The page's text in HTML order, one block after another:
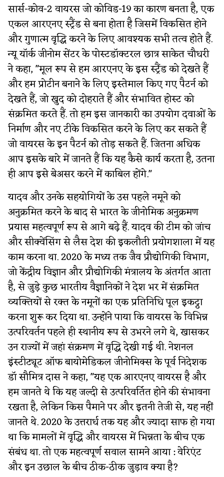
सार्स-कोव-2 वायरस जो कोविड-19 का कारण बनता है, एक
एकल आरएनए स्ट्रैंड से बना होता है जिसमें विकसित होने
और गुणात्म वृद्धि करने के लिए आवश्यक सभी तत्व होते हैं.
न्यू यॉर्क जीनोम सेंटर के पोस्टडॉक्टरल छात्र साकेत चौधरी
ने कहा, "मूल रूप से हम आरएनए के इस स्ट्रैंड को देखते हैं
और हम प्रोटीन बनाने के लिए इस्तेमाल किए गए पैटर्न को
देखते हैं, जो खुद को दोहराते हैं और संभावित होस्ट को
संक्रमित करते हैं. तो हम इस जानकारी का उपयोग दवाओं के
निर्माण और नए टीके विकसित करने के लिए कर सकते हैं
जो वायरस के इन पैटर्न को तोड़ सकते हैं. जितना अधिक
आप इसके बारे में जानते हैं कि यह कैसे कार्य करता है, उतना
ही आप इसे बेअसर करने में काबिल होंगे."
यादव और उनके सहयोगियों के उस पहले नमूने को
अनुक्रमित करने के बाद से भारत के जीनोमिक अनुक्रमण
प्रयास महत्वपूर्ण रूप से आगे बढ़े हैं. यादव की टीम को जांच
और सीक्वेंसिंग से लैस देश की इकलौती प्रयोगशाला में यह
काम करना था. 2020 के मध्य तक जैव प्रौद्योगिकी विभाग,
जो केंद्रीय विज्ञान और प्रौद्योगिकी मंत्रालय​ के अंतर्गत आता
है, से जुड़े कुछ भारतीय वैज्ञानिकों ने देश भर में संक्रमित
व्यक्तियों से रक्त के नमूनों का एक प्रतिनिधि पूल इकट्ठा
करना शुरू कर दिया था. उन्होंने पाया कि वायरस के विभिन्न
उत्परिवर्तन पहले ही स्थानीय रूप से उभरने लगे थे, खासकर
उन राज्यों में जहां संक्रमण में वृद्धि देखी गई थी. नेशनल
इंस्टीट्यूट ऑफ बायोमेडिकल जीनोमिक्स के पूर्व निदेशक
डॉ सौमित्र दास ने कहा, "यह एक आरएनए वायरस है और
हम जानते थे कि यह जल्दी से उत्परिवर्तित होने की संभावना
रखता है, लेकिन किस पैमाने पर और इतनी तेजी से, यह नहीं
जानते थे. 2020 के उत्तरार्ध तक यह और ज्यादा साफ हो गया
था कि मामलों में वृद्धि और वायरस में भिन्नता के बीच एक
संबंध था. तो एक महत्वपूर्ण सवाल सामने आया : वेरिएंट
और इन उछाल के बीच ठीक-ठीक जुड़ाव क्या है?